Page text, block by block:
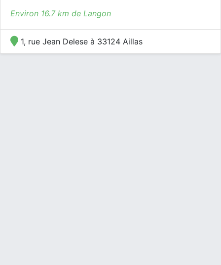
Environ 16.7 km de Langon
1, rue Jean Delese à 33124 Aillas